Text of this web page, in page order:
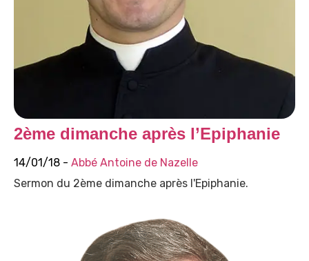
2ème dimanche après l’Epiphanie
14/01/18 - Abbé Antoine de Nazelle
Sermon du 2ème dimanche après l'Epiphanie.